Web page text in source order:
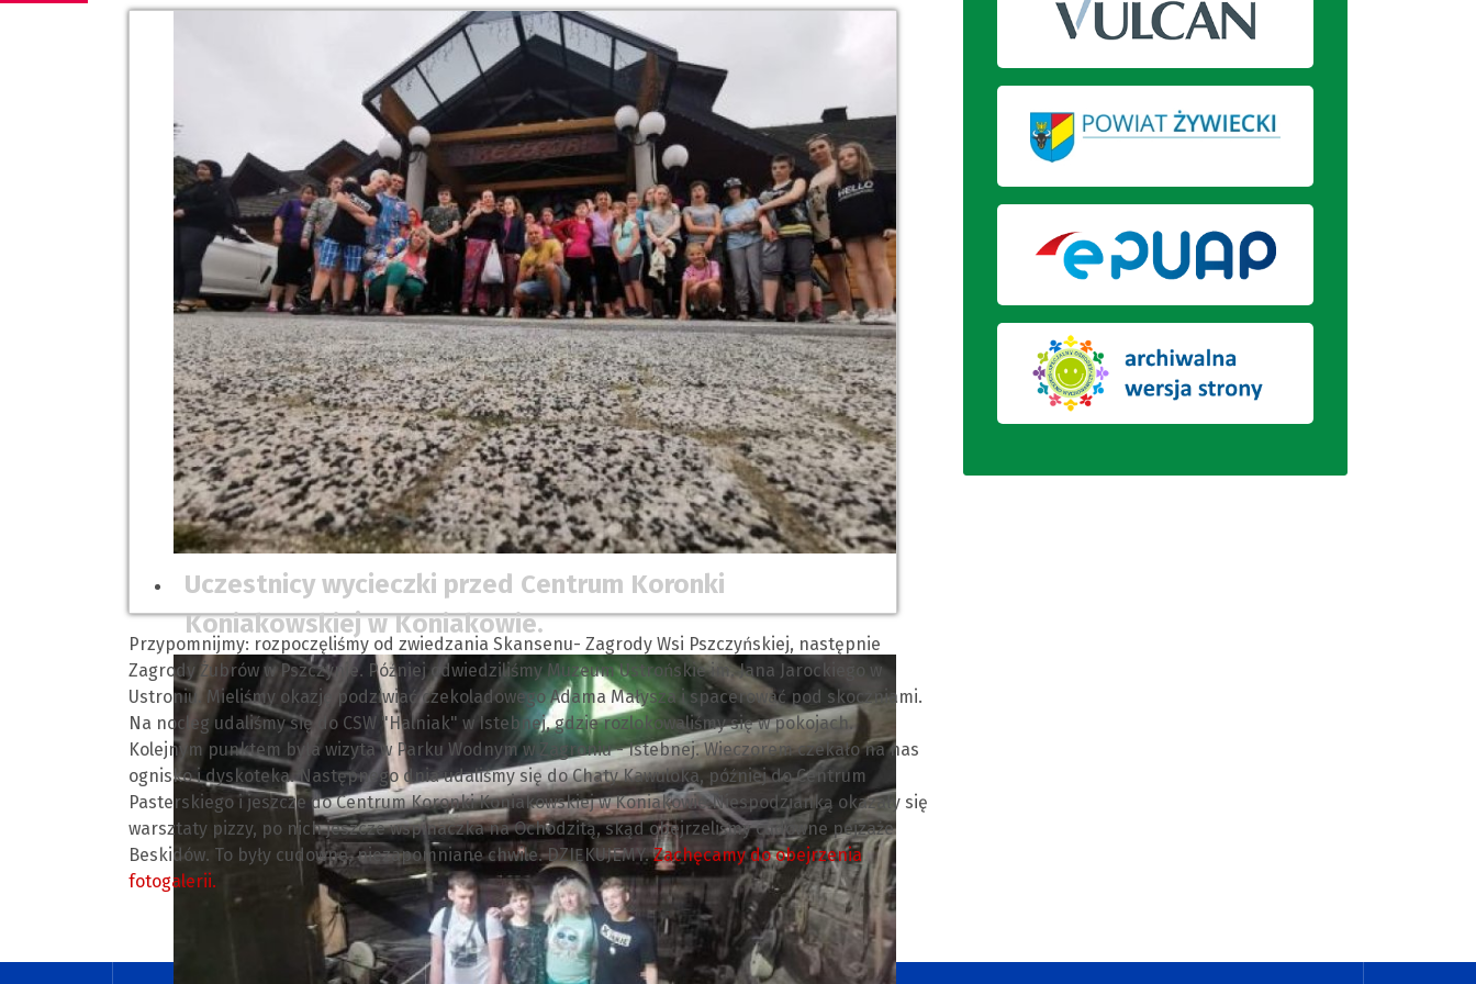
Uczestnicy wycieczki przed Centrum Koronki
Koniakowskiej w Koniakowie.
Przypomnijmy: rozpoczęliśmy od zwiedzania Skansenu- Zagrody Wsi Pszczyńskiej, następnie
Zagrody Żubrów w Pszczynie. Później odwiedziliśmy Muzeum Ustrońskie im. Jana Jarockiego w
Ustroniu. Mieliśmy okazję podziwiać czekoladowego Adama Małysza i spacerować pod skoczniami.
Na nocleg udaliśmy się do CSW "Halniak" w Istebnej, gdzie rozlokowaliśmy się w pokojach.
Kolejnym punktem była wizyta w Parku Wodnym w Zagroniu - Istebnej. Wieczorem czekało na nas
ognisko i dyskoteka. Następnego dnia udaliśmy się do Chaty Kawuloka, później do Centrum
Pasterskiego i jeszcze do Centrum Koronki Koniakowskiej w Koniakowie.Niespodzianką okazały się
warsztaty pizzy, po nich jeszcze wspinaczka na Ochodzitą, skąd obejrzeliśmy cudowne pejzaże
Beskidów. To były cudowne, niezapomniane chwile. DZIĘKUJEMY.Zachęcamy do obejrzenia
fotogalerii.